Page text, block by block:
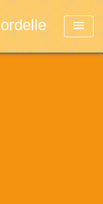
menu